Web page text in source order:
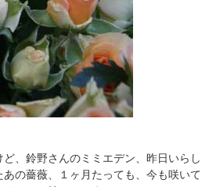
、鈴野さんのミミエデン、昨日いらし
の薔薇、１ヶ月たっても、今も咲いて